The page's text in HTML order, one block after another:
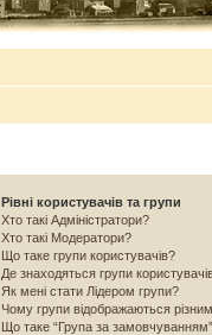
Рівні користувачів та групи
Хто такі Адміністратори?
Хто такі Модератори?
Що таке групи користувачів?
Де знаходяться групи
Як мені стати Лідером групи?
Чому групи відображаються
Що таке “Група за